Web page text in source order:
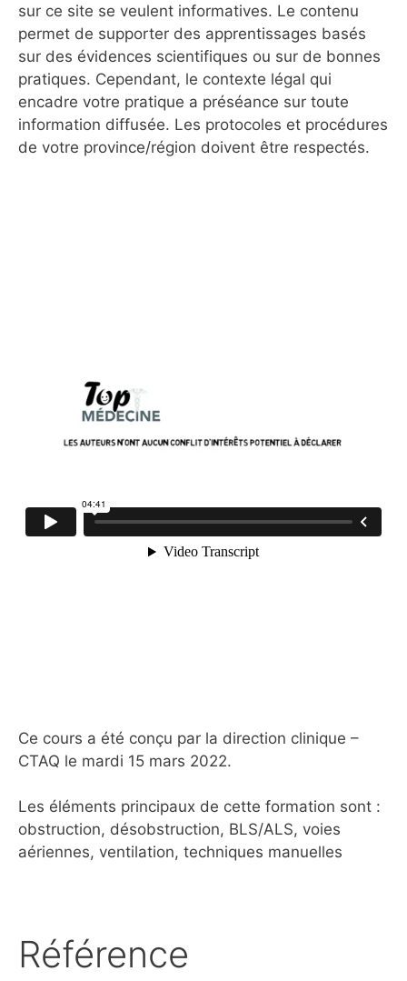
sur ce site se veulent informatives. Le contenu
permet de supporter des apprentissages basés
sur des évidences scientifiques ou sur de bonnes
pratiques. Cependant, le contexte légal qui
encadre votre pratique a préséance sur toute
information diffusée. Les protocoles et procédures
de votre province/région doivent être respectés.
Ce cours a été conçu par la direction clinique –
CTAQ le mardi 15 mars 2022.
Les éléments principaux de cette formation sont :
obstruction, désobstruction, BLS/ALS, voies
aériennes, ventilation, techniques manuelles
Référence